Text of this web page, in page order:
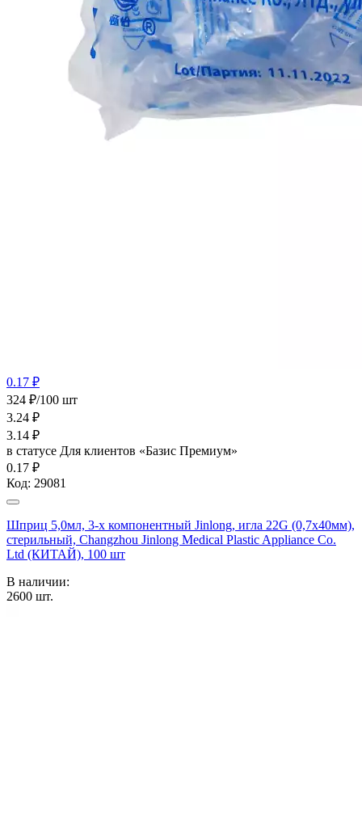
0.17 ₽
324 ₽/100 шт
3.24 ₽
3.14 ₽
в статусе Для клиентов «Базис Премиум»
0.17 ₽
Код: 29081
Шприц 5,0мл, 3-х компонентный Jinlong, игла 22G (0,7х40мм),
стерильный, Changzhou Jinlong Medical Plastic Appliance Co.
Ltd (КИТАЙ), 100 шт
В наличии:
2600 шт.